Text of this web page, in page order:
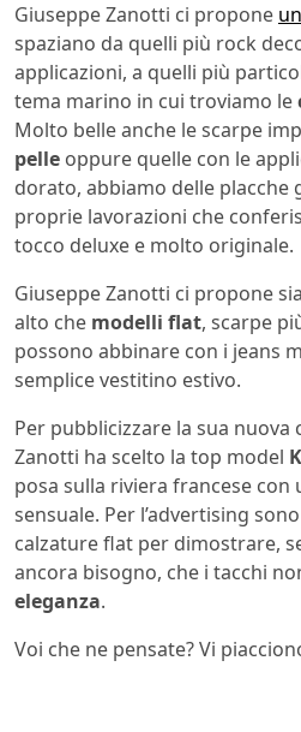
Giuseppe Zanotti ci propone
spaziano da quelli più rock
applicazioni, a quelli più
tema marino in cui troviamo le
Molto belle anche le scarpe
pelle oppure quelle con le
dorato, abbiamo delle placche
proprie lavorazioni che
tocco deluxe e molto originale.
Giuseppe Zanotti ci propone
alto che modelli flat, scarpe
possono abbinare con i jeans
semplice vestitino estivo.
Per pubblicizzare la sua nuova
Zanotti ha scelto la top model
posa sulla riviera francese con
sensuale. Per l’advertising
calzature flat per dimostrare,
ancora bisogno, che i tacchi
eleganza.
Voi che ne pensate? Vi